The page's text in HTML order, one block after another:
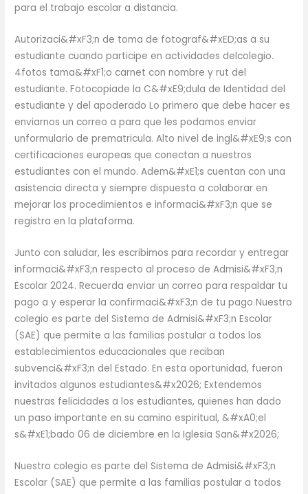
para el trabajo escolar a distancia.
Autorizaci&#xF3;n de toma de fotograf&#xED;as a su
estudiante cuando participe en actividades delcolegio.
4fotos tama&#xF1;o carnet con nombre y rut del
estudiante. Fotocopiade la C&#xE9;dula de Identidad del
estudiante y del apoderado Lo primero que debe hacer es
enviarnos un correo a para que les podamos enviar
unformulario de prematricula. Alto nivel de ingl&#xE9;s con
certificaciones europeas que conectan a nuestros
estudiantes con el mundo. Adem&#xE1;s cuentan con una
asistencia directa y siempre dispuesta a colaborar en
mejorar los procedimientos e informaci&#xF3;n que se
registra en la plataforma.
Junto con saludar, les escribimos para recordar y entregar
informaci&#xF3;n respecto al proceso de Admisi&#xF3;n
Escolar 2024. Recuerda enviar un correo para respaldar tu
pago a y esperar la confirmaci&#xF3;n de tu pago Nuestro
colegio es parte del Sistema de Admisi&#xF3;n Escolar
(SAE) que permite a las familias postular a todos los
establecimientos educacionales que reciban
subvenci&#xF3;n del Estado. En esta oportunidad, fueron
invitados algunos estudiantes&#x2026; Extendemos
nuestras felicidades a los estudiantes, quienes han dado
un paso importante en su camino espiritual, &#xA0;el
s&#xE1;bado 06 de diciembre en la Iglesia San&#x2026;
Nuestro colegio es parte del Sistema de Admisi&#xF3;n
Escolar (SAE) que permite a las familias postular a todos